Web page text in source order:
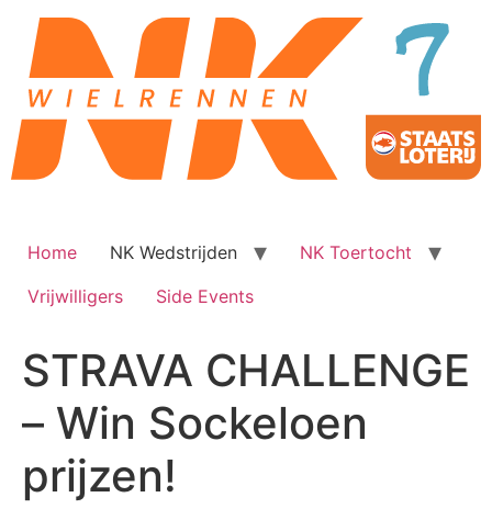
naar
inhoud
Home NK Wedstrijden
NK Toertocht
Vrijwilligers
Side Events
STRAVA CHALLENGE
– Win Sockeloen
prijzen!